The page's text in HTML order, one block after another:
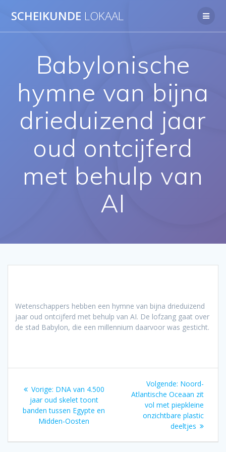
naar
SCHEIKUNDE LOKAAL
Babylonische
hymne van bijna
drieduizend jaar
oud ontcijferd
met behulp van
AI
Wetenschappers hebben een hymne van bijna drieduizend
jaar oud ontcijferd met behulp van AI. De lofzang gaat over
de stad Babylon, die een millennium daarvoor was gesticht.
navigatie
Vorige: Vorig
bericht:
DNA van 4.500
jaar oud skelet toont
banden tussen Egypte en
Midden-Oosten
Volgende: Volgend
bericht:
Noord-
Atlantische Oceaan zit
vol met piepkleine
onzichtbare plastic
deeltjes